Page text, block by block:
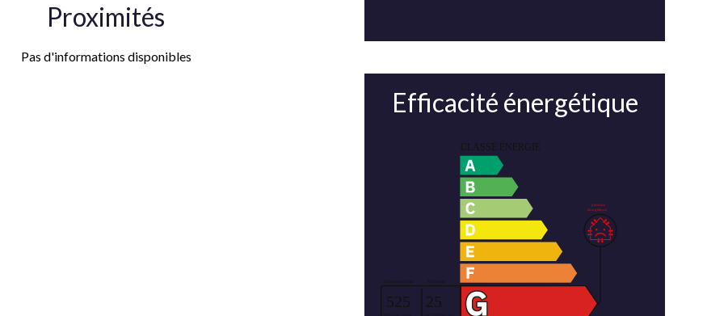
Proximités
Pas d'informations disponibles
Efficacité énergétique